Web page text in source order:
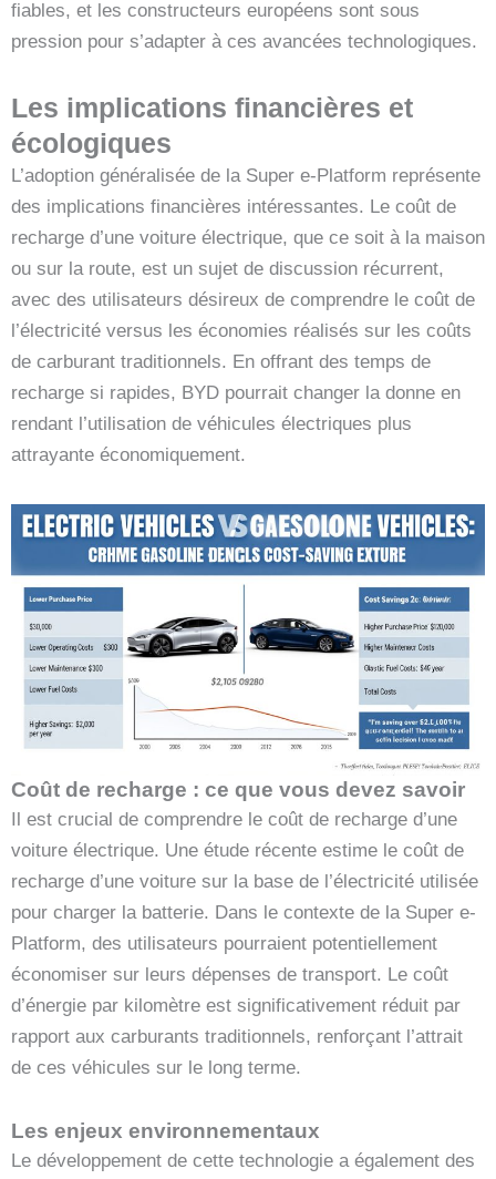
fiables, et les constructeurs européens sont sous
pression pour s’adapter à ces avancées technologiques.
Les implications financières et
écologiques
L’adoption généralisée de la Super e-Platform représente
des implications financières intéressantes. Le coût de
recharge d’une voiture électrique, que ce soit à la maison
ou sur la route, est un sujet de discussion récurrent,
avec des utilisateurs désireux de comprendre le coût de
l’électricité versus les économies réalisés sur les coûts
de carburant traditionnels. En offrant des temps de
recharge si rapides, BYD pourrait changer la donne en
rendant l’utilisation de véhicules électriques plus
attrayante économiquement.
Coût de recharge : ce que vous devez savoir
Il est crucial de comprendre le coût de recharge d’une
voiture électrique. Une étude récente estime le coût de
recharge d’une voiture sur la base de l’électricité utilisée
pour charger la batterie. Dans le contexte de la Super e-
Platform, des utilisateurs pourraient potentiellement
économiser sur leurs dépenses de transport. Le coût
d’énergie par kilomètre est significativement réduit par
rapport aux carburants traditionnels, renforçant l’attrait
de ces véhicules sur le long terme.
Les enjeux environnementaux
Le développement de cette technologie a également des